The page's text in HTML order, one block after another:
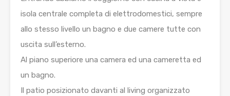
isola centrale completa di elettrodomestici, sempre
allo stesso livello un bagno e due camere tutte con
uscita sull’esterno.
Al piano superiore una camera ed una cameretta ed
un bagno.
Il patio posizionato davanti al living organizzato